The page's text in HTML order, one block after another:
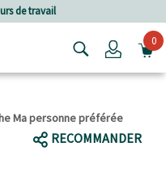
Login0
Ma personne préférée
RECOMMANDER